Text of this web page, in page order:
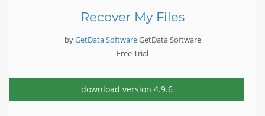
Recover My Files
byGetData SoftwareGetData Software
Free Trial
download version 4.9.6